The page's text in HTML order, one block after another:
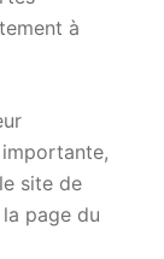
à
site de
page du